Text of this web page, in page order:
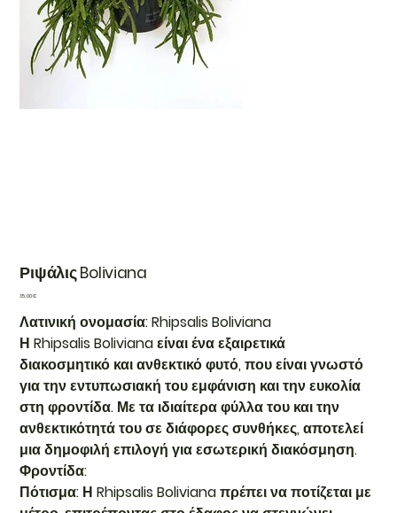
Ριψάλις Boliviana
Τιμή
35,00 €
Λατινική ονομασία: Rhipsalis Boliviana
Η Rhipsalis Boliviana είναι ένα εξαιρετικά
διακοσμητικό και ανθεκτικό φυτό, που είναι γνωστό
για την εντυπωσιακή του εμφάνιση και την ευκολία
στη φροντίδα. Με τα ιδιαίτερα φύλλα του και την
ανθεκτικότητά του σε διάφορες συνθήκες, αποτελεί
μια δημοφιλή επιλογή για εσωτερική διακόσμηση.
Φροντίδα:
Πότισμα: Η Rhipsalis Boliviana πρέπει να ποτίζεται με